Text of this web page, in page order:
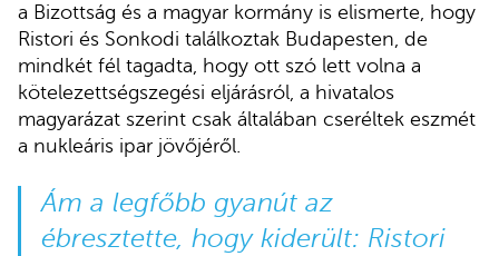
a Bizottság és a magyar kormány is elismerte, hogy
Ristori és Sonkodi találkoztak Budapesten, de
mindkét fél tagadta, hogy ott szó lett volna a
kötelezettségszegési eljárásról, a hivatalos
magyarázat szerint csak általában cseréltek eszmét
a nukleáris ipar jövőjéről.
Ám a legfőbb gyanút az
ébresztette, hogy kiderült: Ristori